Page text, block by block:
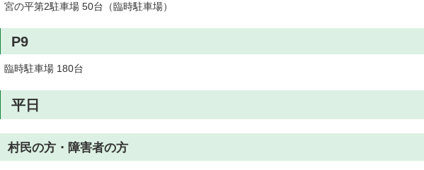
宮の平第2駐車場 50台（臨時駐車場）
P9
臨時駐車場 180台
平日
村民の方・障害者の方